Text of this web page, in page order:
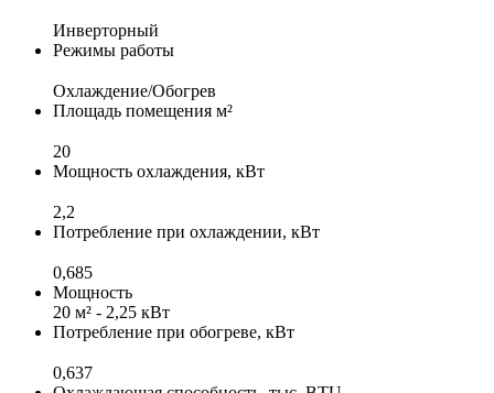
Инверторный
Режимы работы
Охлаждение/Обогрев
Площадь помещения м²
20
Мощность охлаждения, кВт
2,2
Потребление при охлаждении, кВт
0,685
Мощность
20 м² - 2,25 кВт
Потребление при обогреве, кВт
0,637